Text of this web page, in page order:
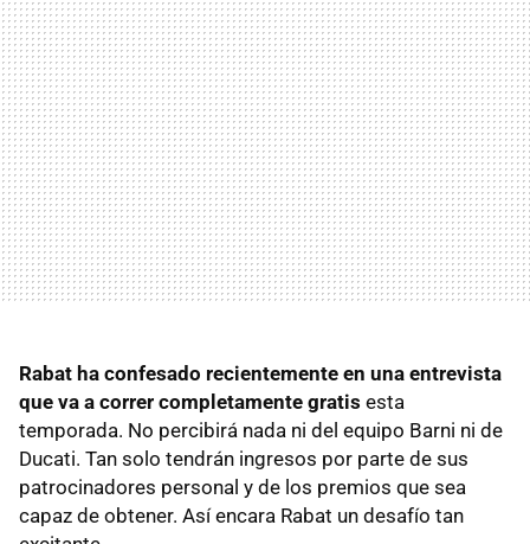
Rabat ha confesado recientemente en una entrevista
que va a correr completamente gratis esta
temporada. No percibirá nada ni del equipo Barni ni de
Ducati. Tan solo tendrán ingresos por parte de sus
patrocinadores personal y de los premios que sea
capaz de obtener. Así encara Rabat un desafío tan